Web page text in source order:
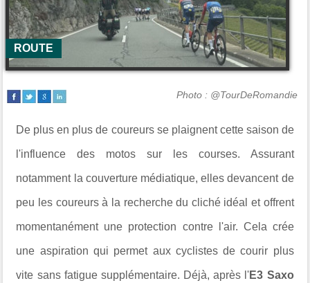
ROUTE
Photo : @TourDeRomandie
De plus en plus de coureurs se plaignent cette saison de
l'influence des motos sur les courses. Assurant
notamment la couverture médiatique, elles devancent de
peu les coureurs à la recherche du cliché idéal et offrent
momentanément une protection contre l'air. Cela crée
une aspiration qui permet aux cyclistes de courir plus
vite sans fatigue supplémentaire. Déjà, après l'E3 Saxo